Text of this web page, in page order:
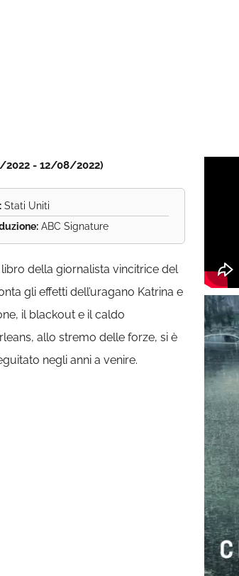
2022 - 12/08/2022)
Stati Uniti
ABC Signature
della giornalista vincitrice del
gli effetti dell’uragano Katrina e
il blackout e il caldo
allo stremo delle forze, si è
negli anni a venire.